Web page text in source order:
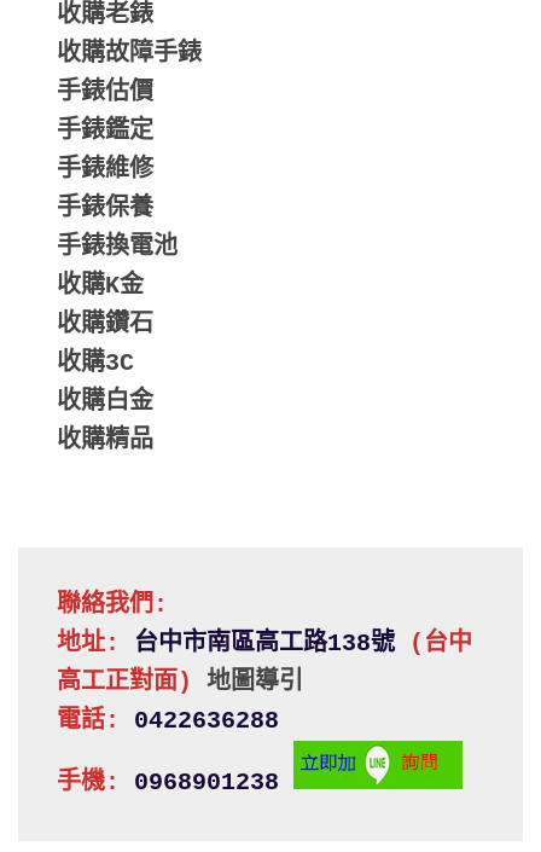
收購老錶
收購故障手錶
手錶估價
手錶鑑定
手錶維修
手錶保養
手錶換電池
收購K金
收購鑽石
收購3C
收購白金
收購精品
聯絡我們:
地址: 台中市南區高工路138號
(台中
高工正對面)
地圖導引
電話:
0422636288
手機: 0968901238